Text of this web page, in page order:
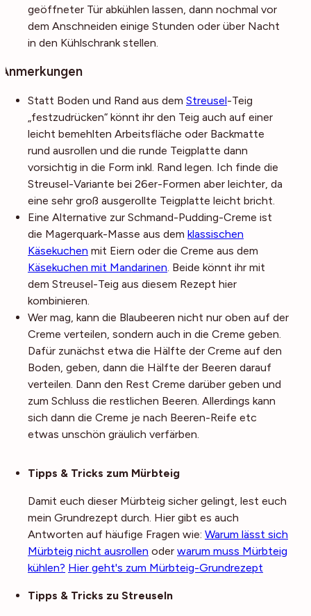
geöffneter Tür abkühlen lassen, dann nochmal vor
dem Anschneiden einige Stunden oder über Nacht
in den Kühlschrank stellen.
Anmerkungen
Statt Boden und Rand aus dem Streusel-Teig
„festzudrücken“ könnt ihr den Teig auch auf einer
leicht bemehlten Arbeitsfläche oder Backmatte
rund ausrollen und die runde Teigplatte dann
vorsichtig in die Form inkl. Rand legen. Ich finde die
Streusel-Variante bei 26er-Formen aber leichter, da
eine sehr groß ausgerollte Teigplatte leicht bricht.
Eine Alternative zur Schmand-Pudding-Creme ist
die Magerquark-Masse aus dem klassischen
Käsekuchen mit Eiern oder die Creme aus dem
Käsekuchen mit Mandarinen. Beide könnt ihr mit
dem Streusel-Teig aus diesem Rezept hier
kombinieren.
Wer mag, kann die Blaubeeren nicht nur oben auf der
Creme verteilen, sondern auch in die Creme geben.
Dafür zunächst etwa die Hälfte der Creme auf den
Boden, geben, dann die Hälfte der Beeren darauf
verteilen. Dann den Rest Creme darüber geben und
zum Schluss die restlichen Beeren. Allerdings kann
sich dann die Creme je nach Beeren-Reife etc
etwas unschön gräulich verfärben.
Tipps & Tricks zum Mürbteig
Damit euch dieser Mürbteig sicher gelingt, lest euch
mein Grundrezept durch. Hier gibt es auch
Antworten auf häufige Fragen wie: Warum lässt sich
Mürbteig nicht ausrollen oder warum muss Mürbteig
kühlen? Hier geht's zum Mürbteig-Grundrezept
Tipps & Tricks zu Streuseln